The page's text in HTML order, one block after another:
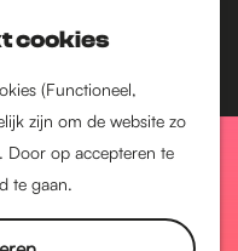
cookies
(Functioneel,
zijn om de website zo
Door op accepteren te
te gaan.
Nieuw-West
stad van